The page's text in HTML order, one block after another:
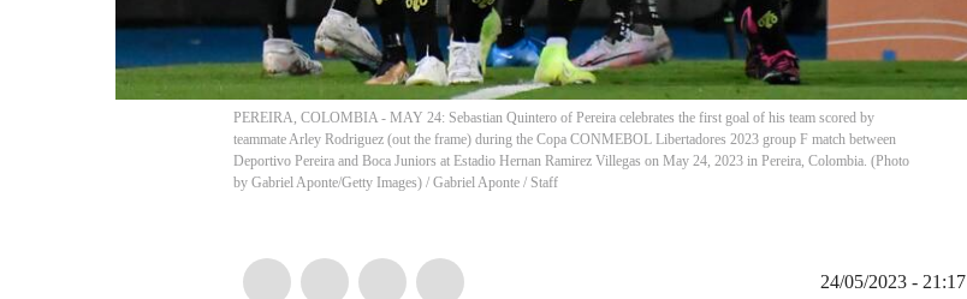
PEREIRA, COLOMBIA - MAY 24: Sebastian Quintero of Pereira celebrates the first goal of his team scored by
teammate Arley Rodriguez (out the frame) during the Copa CONMEBOL Libertadores 2023 group F match between
Deportivo Pereira and Boca Juniors at Estadio Hernan Ramirez Villegas on May 24, 2023 in Pereira, Colombia. (Photo
by Gabriel Aponte/Getty Images) / Gabriel Aponte / Staff
24/05/2023 - 21:17